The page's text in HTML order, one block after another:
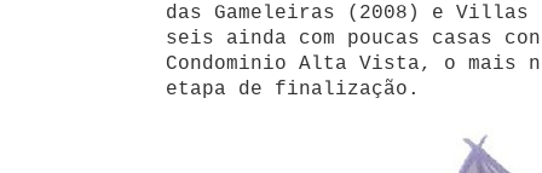
das Gameleiras (2008) e
seis ainda com poucas casas
Condominio Alta Vista, o mais
etapa de finalização.